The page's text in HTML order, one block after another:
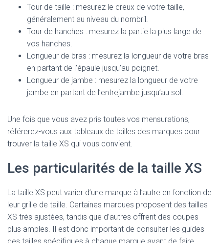
Tour de taille : mesurez le creux de votre taille,
généralement au niveau du nombril.
Tour de hanches : mesurez la partie la plus large de
vos hanches.
Longueur de bras : mesurez la longueur de votre bras
en partant de l’épaule jusqu’au poignet.
Longueur de jambe : mesurez la longueur de votre
jambe en partant de l’entrejambe jusqu’au sol.
Une fois que vous avez pris toutes vos mensurations,
référerez-vous aux tableaux de tailles des marques pour
trouver la taille XS qui vous convient.
Les particularités de la taille XS
La taille XS peut varier d’une marque à l’autre en fonction de
leur grille de taille. Certaines marques proposent des tailles
XS très ajustées, tandis que d’autres offrent des coupes
plus amples. Il est donc important de consulter les guides